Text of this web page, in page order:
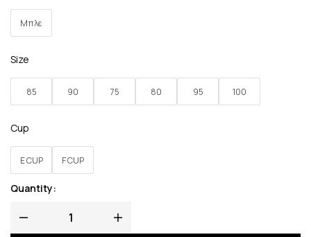
Μπλε
Size
85 90 75 80 95 100
Cup
E CUP F CUP
Quantity: